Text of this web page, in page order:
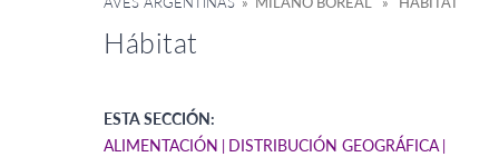
Hábitat
ESTA SECCIÓN:
ALIMENTACIÓN
DISTRIBUCIÓN GEOGRÁFICA